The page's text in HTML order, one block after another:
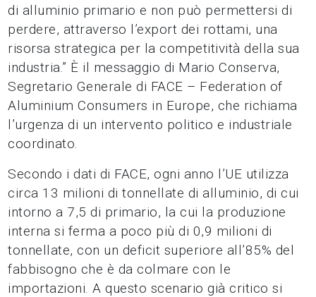
di alluminio primario e non può permettersi di
perdere, attraverso l’export dei rottami, una
risorsa strategica per la competitività della sua
industria.” È il messaggio di Mario Conserva,
Segretario Generale di FACE – Federation of
Aluminium Consumers in Europe, che richiama
l’urgenza di un intervento politico e industriale
coordinato.
Secondo i dati di FACE, ogni anno l’UE utilizza
circa 13 milioni di tonnellate di alluminio, di cui
intorno a 7,5 di primario, la cui la produzione
interna si ferma a poco più di 0,9 milioni di
tonnellate, con un deficit superiore all’85% del
fabbisogno che è da colmare con le
importazioni. A questo scenario già critico si